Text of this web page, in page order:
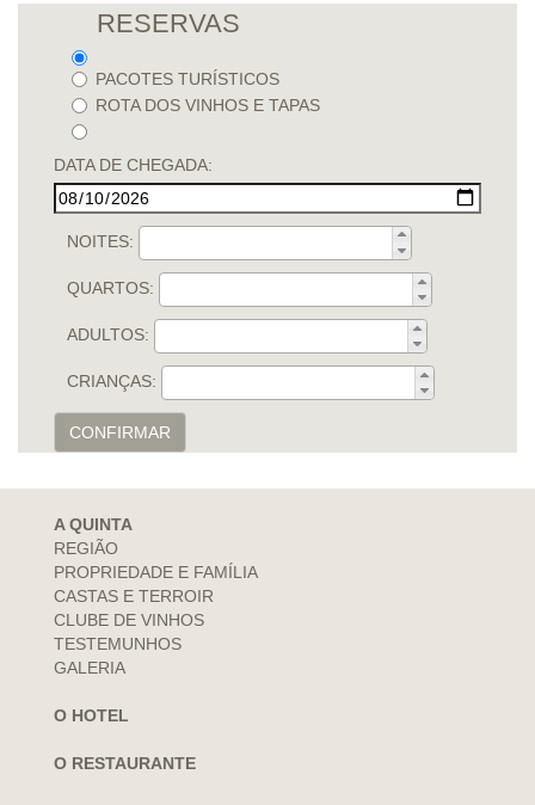
RESERVAS
PACOTES TURÍSTICOS
ROTA DOS VINHOS E TAPAS
DATA DE CHEGADA:
NOITES:
QUARTOS:
ADULTOS:
CRIANÇAS:
CONFIRMAR
A QUINTA
REGIÃO
PROPRIEDADE E FAMÍLIA
CASTAS E TERROIR
CLUBE DE VINHOS
TESTEMUNHOS
GALERIA
O HOTEL
O RESTAURANTE